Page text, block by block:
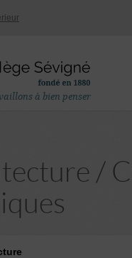
à bien penser
/